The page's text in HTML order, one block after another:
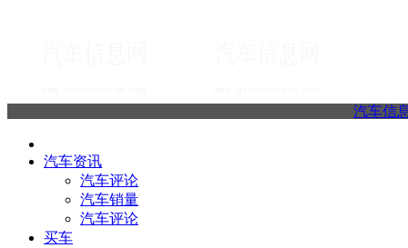
汽车信
汽车资讯
汽车评论
汽车销量
汽车评论
买车